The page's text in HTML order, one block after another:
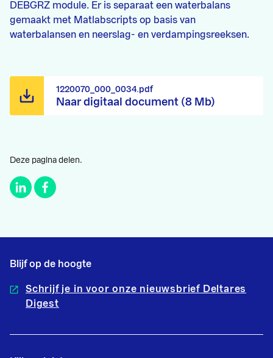
DEBGRZ module. Er is separaat een waterbalans
gemaakt met Matlabscripts op basis van
waterbalansen en neerslag- en verdampingsreeksen.
Naar digitaal document (8 Mb)
1220070_000_0034.pdf
Deze pagina delen.
Blijf op de hoogte
Schrijf je in voor onze nieuwsbrief Deltares
Digest